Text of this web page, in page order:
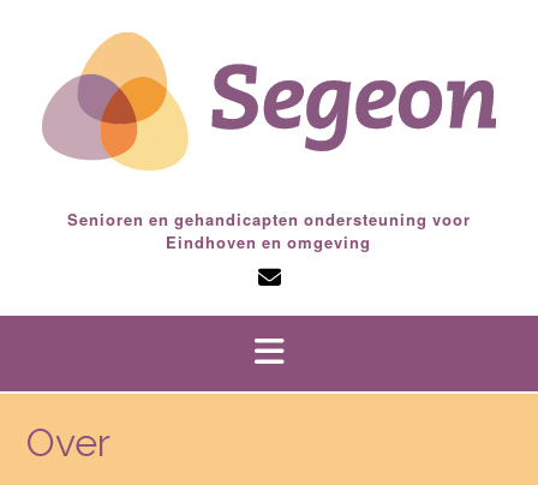
Senioren en gehandicapten ondersteuning voor
Eindhoven en omgeving
Over